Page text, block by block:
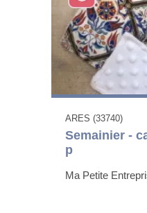
ARES (33740)
Semainier -
p
Ma Petite